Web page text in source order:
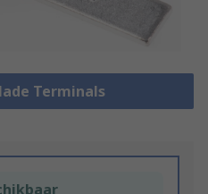
Terminals